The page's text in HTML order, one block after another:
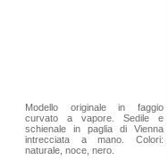
Modello originale in faggio
curvato a vapore. Sedile e
schienale in paglia di Vienna
intrecciata a mano. Colori:
naturale, noce, nero.